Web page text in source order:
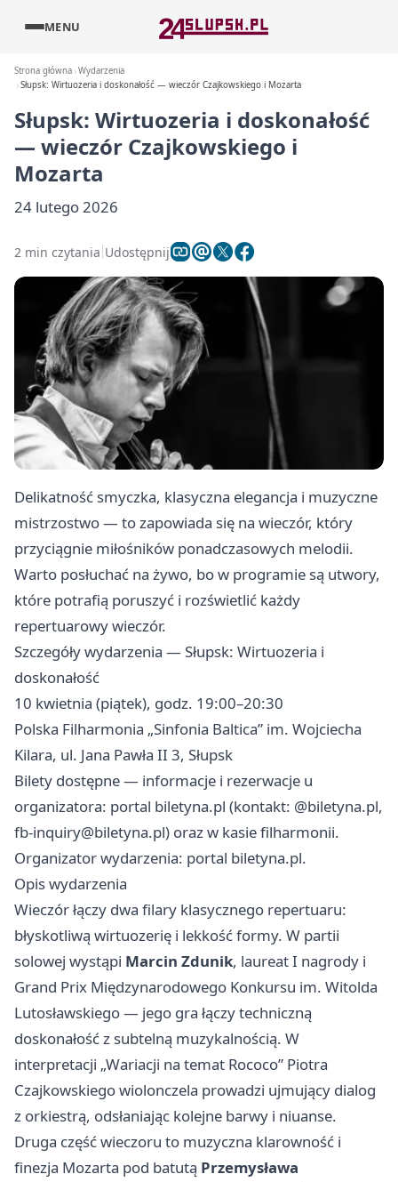
MENU
Strona główna Wydarzenia
Słupsk: Wirtuozeria i doskonałość — wieczór Czajkowskiego i Mozarta
Słupsk: Wirtuozeria i doskonałość
— wieczór Czajkowskiego i
Mozarta
24 lutego 2026
2 min czytania Udostępnij
Delikatność smyczka, klasyczna elegancja i muzyczne
mistrzostwo — to zapowiada się na wieczór, który
przyciągnie miłośników ponadczasowych melodii.
Warto posłuchać na żywo, bo w programie są utwory,
które potrafią poruszyć i rozświetlić każdy
repertuarowy wieczór.
Szczegóły wydarzenia — Słupsk: Wirtuozeria i
doskonałość
10 kwietnia (piątek), godz. 19:00–20:30
Polska Filharmonia „Sinfonia Baltica” im. Wojciecha
Kilara, ul. Jana Pawła II 3, Słupsk
Bilety dostępne — informacje i rezerwacje u
organizatora: portal biletyna.pl (kontakt: @biletyna.pl,
fb-inquiry@biletyna.pl) oraz w kasie filharmonii.
Organizator wydarzenia: portal biletyna.pl.
Opis wydarzenia
Wieczór łączy dwa filary klasycznego repertuaru:
błyskotliwą wirtuozerię i lekkość formy. W partii
solowej wystąpi Marcin Zdunik, laureat I nagrody i
Grand Prix Międzynarodowego Konkursu im. Witolda
Lutosławskiego — jego gra łączy techniczną
doskonałość z subtelną muzykalnością. W
interpretacji „Wariacji na temat Rococo” Piotra
Czajkowskiego wiolonczela prowadzi ujmujący dialog
z orkiestrą, odsłaniając kolejne barwy i niuanse.
Druga część wieczoru to muzyczna klarowność i
finezja Mozarta pod batutą Przemysława